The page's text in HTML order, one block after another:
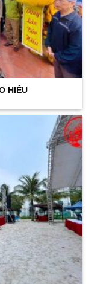
HIẾU